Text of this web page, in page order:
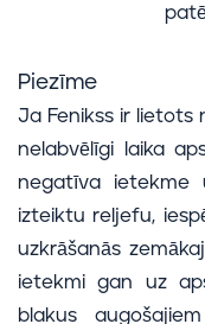
Piezīme
Ja Fenikss ir lietots
nelabvēlīgi laika
negatīva ietekme
izteiktu reljefu,
uzkrāšanās
ietekmi gan uz
blakus